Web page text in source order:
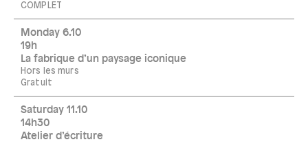
COMPLET
Monday 6.10
19h
La fabrique d’un paysage iconique
Hors les murs
Gratuit
Saturday 11.10
14h30
Atelier d’écriture